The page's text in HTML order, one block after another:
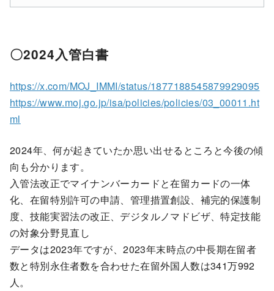
〇2024入管白書
https://x.com/MOJ_IMMI/status/1877188545879929095
https://www.moj.go.jp/isa/policies/policies/03_00011.ht
ml
2024年、何が起きていたか思い出せるところと今後の傾
向も分かります。
入管法改正でマイナンバーカードと在留カードの一体
化、在留特別許可の申請、管理措置創設、補完的保護制
度、技能実習法の改正、デジタルノマドビザ、特定技能
の対象分野見直し
データは2023年ですが、2023年末時点の中長期在留者
数と特別永住者数を合わせた在留外国人数は341万992
人。